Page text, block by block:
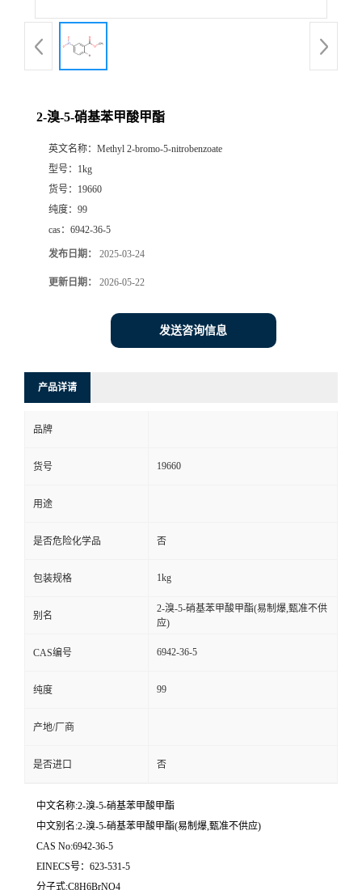
2-溴-5-硝基苯甲酸甲酯
英文名称： Methyl 2-bromo-5-nitrobenzoate
型号： 1kg
货号： 19660
纯度： 99
cas： 6942-36-5
发布日期： 2025-03-24
更新日期： 2026-05-22
发送咨询信息
产品详请
品牌
货号 19660
用途
是否危险化学品 否
包装规格 1kg
别名
2-溴-5-硝基苯甲酸甲酯(易制爆,甄准不供
应)
CAS编号 6942-36-5
纯度 99
产地/厂商
是否进口 否
中文名称:2-溴-5-硝基苯甲酸甲酯
中文别名:2-溴-5-硝基苯甲酸甲酯(易制爆,甄准不供应)
CAS No:6942-36-5
EINECS号：623-531-5
分子式:C8H6BrNO4